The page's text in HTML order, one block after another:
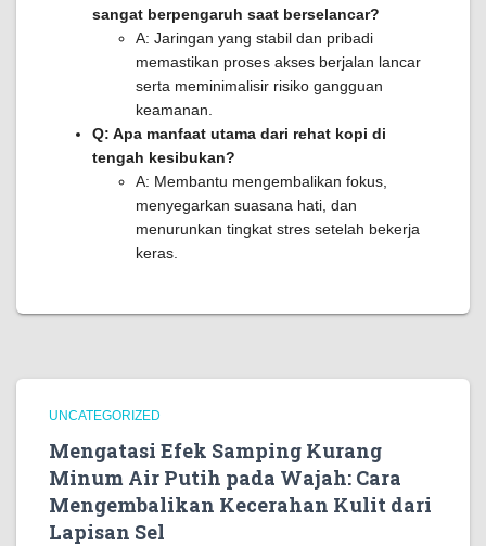
sangat berpengaruh saat berselancar?
A: Jaringan yang stabil dan pribadi
memastikan proses akses berjalan lancar
serta meminimalisir risiko gangguan
keamanan.
Q: Apa manfaat utama dari rehat kopi di
tengah kesibukan?
A: Membantu mengembalikan fokus,
menyegarkan suasana hati, dan
menurunkan tingkat stres setelah bekerja
keras.
UNCATEGORIZED
Mengatasi Efek Samping Kurang
Minum Air Putih pada Wajah: Cara
Mengembalikan Kecerahan Kulit dari
Lapisan Sel